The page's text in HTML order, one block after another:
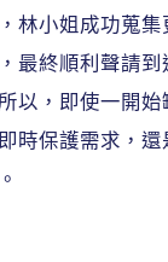
林小姐成功蒐
最終順利聲請
以，即使一開
時保護需求，